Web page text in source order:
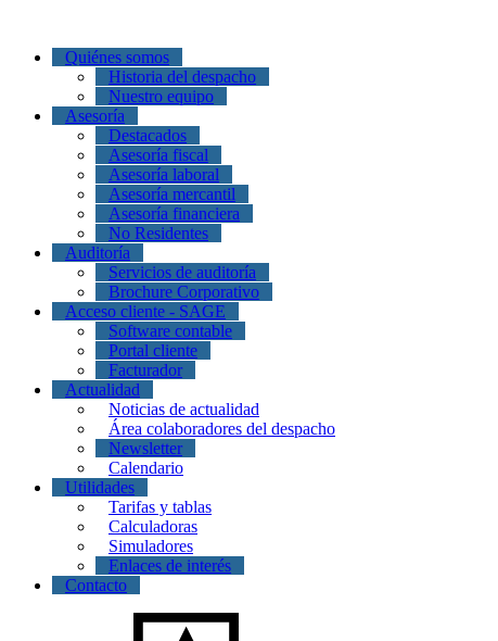
Quiénes somos
Historia del despacho
Nuestro equipo
Asesoría
Destacados
Asesoría fiscal
Asesoría laboral
Asesoría mercantil
Asesoría financiera
No Residentes
Auditoría
Servicios de auditoría
Brochure Corporativo
Acceso cliente - SAGE
Software contable
Portal cliente
Facturador
Actualidad
Noticias de actualidad
Área colaboradores del despacho
Newsletter
Calendario
Utilidades
Tarifas y tablas
Calculadoras
Simuladores
Enlaces de interés
Contacto